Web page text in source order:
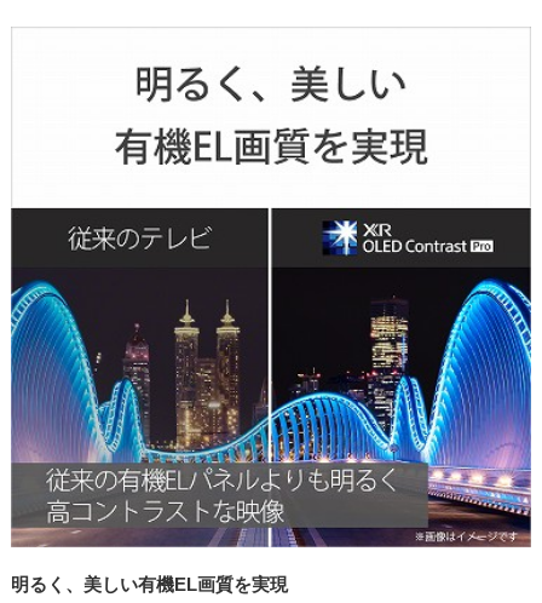
明るく、美しい有機EL画質を実現